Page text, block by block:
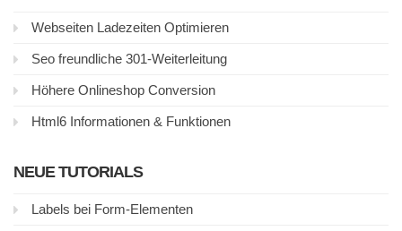
Webseiten Ladezeiten Optimieren
Seo freundliche 301-Weiterleitung
Höhere Onlineshop Conversion
Html6 Informationen & Funktionen
NEUE TUTORIALS
Labels bei Form-Elementen